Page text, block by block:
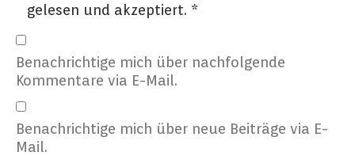
gelesen und akzeptiert. *
Benachrichtige mich über nachfolgende
Kommentare via E-Mail.
Benachrichtige mich über neue Beiträge via E-
Mail.